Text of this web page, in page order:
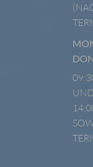
UND